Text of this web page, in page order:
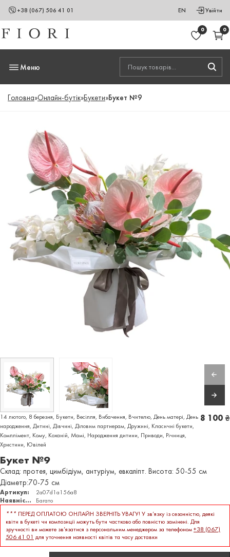
+38 (067) 506 41 01 EN Увійти
0 0
Меню
Головна»Онлайн-бутік»Букети»Букет №9
14 лютого, 8 березня, Букети, Весілля, Вибачення, Вчителю, День матері, День
народження, Дитині, Дівчині, Діловим партнерам, Дружині, Класичні букети,
Комплімент, Кому, Коханій, Мамі, Народження дитини, Приводи, Річниця,
Христини, Ювілей
Букет №9
8 100 ₴
Склад: протея, цимбідіум, антуріум, евкаліпт. Висота: 50-55 см
Діаметр:70-75 см
Артикул:
2a07d1a156a8
Наявність:
Багато
*** ПЕРЕД ОПЛАТОЮ ОНЛАЙН ЗВЕРНІТЬ УВАГУ! У зв’язку із сезонністю, деякі
квіти в букеті чи композиції можуть бути частково або повністю замінені. Для
зручності ви можете зв’язатися з персональним менеджером за телефоном+38 (067)
506 41 01 для уточнення наявності квітів та часу доставки